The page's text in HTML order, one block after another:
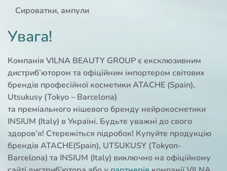
Сироватки, ампули
Увага!
Компанія VILNA BEAUTY GROUP є ексклюзивним
дистриб’ютором та офіційним імпортером світових
брендів професійної косметики ATACHE (Spain),
Utsukusy (Tokyo – Barcelona)
та преміального нішевого бренду нейрокосметики
INSIUM (Italy) в Україні. Будьте уважні до свого
здоров’я! Стережіться підробок! Купуйте продукцію
брендів ATACHE(Spain), UTSUKUSY (Tokyon-
Barcelona) та INSIUM (Italy) виключно на офіційному